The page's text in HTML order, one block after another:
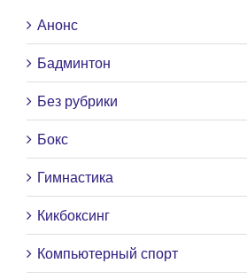
Анонс
Бадминтон
Без рубрики
Бокс
Гимнастика
Кикбоксинг
Компьютерный спорт